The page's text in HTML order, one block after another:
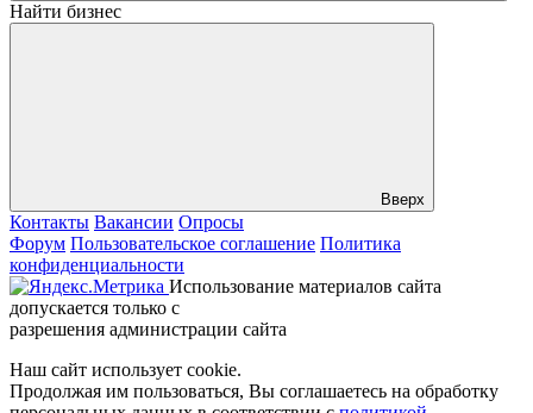
Найти бизнес
Вверх
Контакты Вакансии Опросы
Форум Пользовательское соглашение Политика
конфиденциальности
Использование материалов сайта
допускается только с
разрешения администрации сайта
Наш сайт использует cookie.
Продолжая им пользоваться, Вы соглашаетесь на обработку